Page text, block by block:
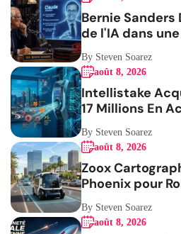
Bernie
de l'IA dans
By Steven Soarez
août 8, 2026
Intellistake
17 Millions En
the French blog
By Steven Soarez
août 8, 2026
Zoox
Phoenix pour
By Steven Soarez
août 8, 2026